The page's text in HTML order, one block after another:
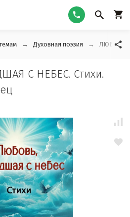
Духовная поэзия ЛЮБОВЬ,
С НЕБЕС. Стихи.